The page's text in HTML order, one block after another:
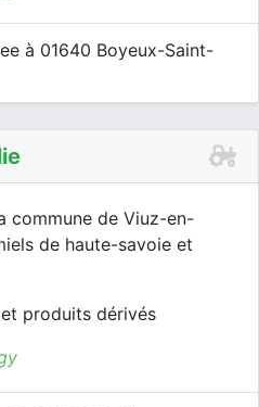
à 01640 Boyeux-Saint-
commune de Viuz-en-
de haute-savoie et
produits dérivés